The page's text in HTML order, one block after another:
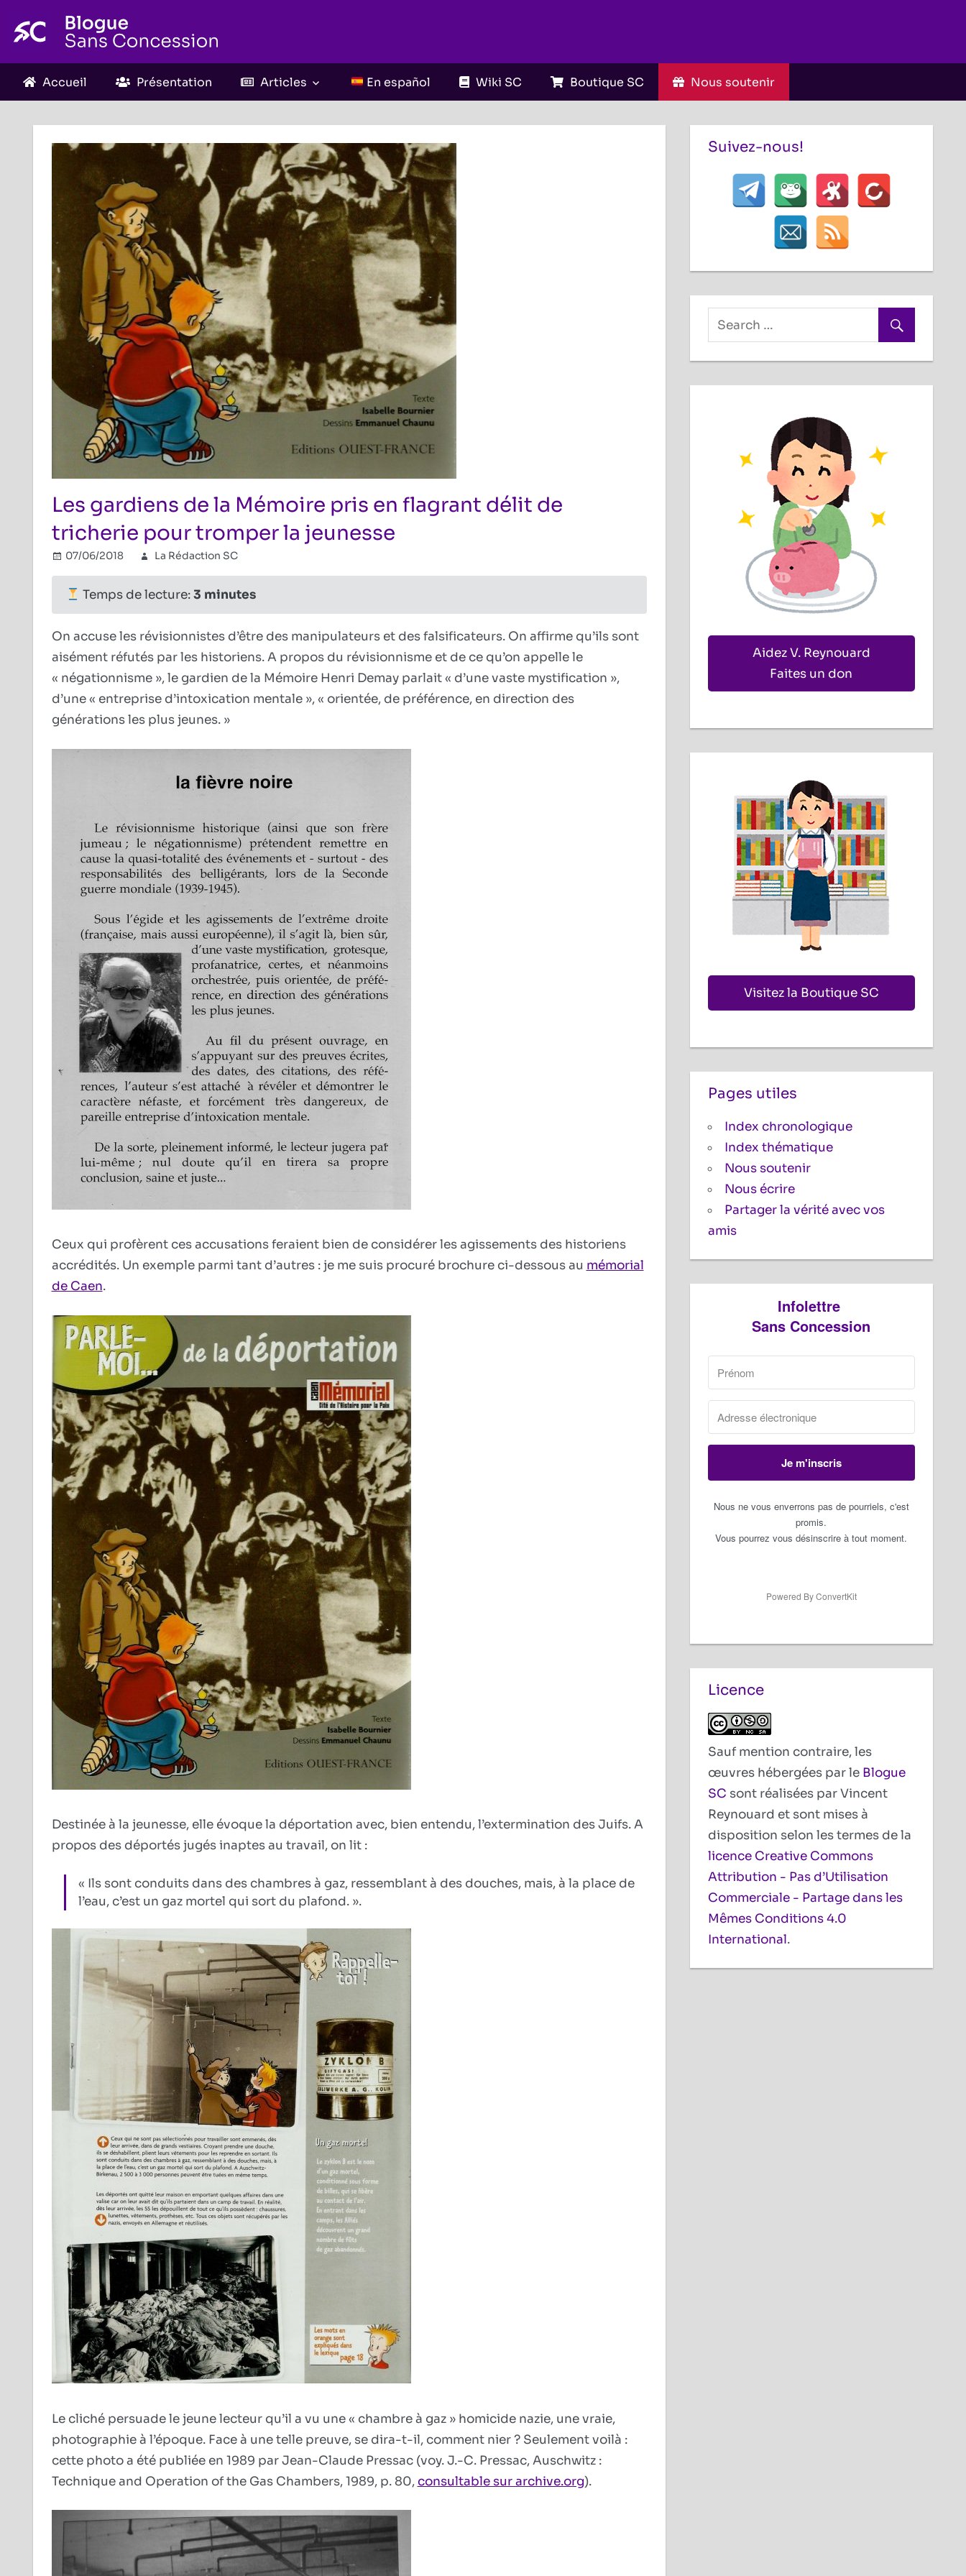
Accueil Présentation Articles En español Wiki SC Boutique SC Nous soutenir
Les gardiens de la Mémoire pris en flagrant délit de
tricherie pour tromper la jeunesse
07/06/2018 La Rédaction SC
Mémoire
pris
en
flagrant
délit
Temps de lecture:3 minutes
On accuse les révisionnistes d’être des manipulateurs et des falsificateurs. On affirme qu’ils sont
aisément réfutés par les historiens. A propos du révisionnisme et de ce qu’on appelle le
« négationnisme », le gardien de la Mémoire Henri Demay parlait « d’une vaste mystification »,
d’une « entreprise d’intoxication mentale », « orientée, de préférence, en direction des
générations les plus jeunes. »
Ceux qui profèrent ces accusations feraient bien de considérer les agissements des historiens
accrédités. Un exemple parmi tant d’autres : je me suis procuré brochure ci-dessous au mémorial
de Caen.
Destinée à la jeunesse, elle évoque la déportation avec, bien entendu, l’extermination des Juifs. A
propos des déportés jugés inaptes au travail, on lit :
« Ils sont conduits dans des chambres à gaz, ressemblant à des douches, mais, à la place de
l’eau, c’est un gaz mortel qui sort du plafond. ».
Le cliché persuade le jeune lecteur qu’il a vu une « chambre à gaz » homicide nazie, une vraie,
photographie à l’époque. Face à une telle preuve, se dira-t-il, comment nier ? Seulement voilà :
cette photo a été publiée en 1989 par Jean-Claude Pressac (voy. J.-C. Pressac, Auschwitz :
Technique and Operation of the Gas Chambers, 1989, p. 80,consultable sur archive.org).
Suivez-nous!
Aidez V. Reynouard
Faites un don
Visitez la Boutique SC
Pages utiles
Index chronologique
Index thématique
Nous soutenir
Nous écrire
Partager la vérité avec vos
amis
Infolettre
Sans Concession
Je m'inscris
Nous ne vous enverrons pas de pourriels, c'est
promis.
Vous pourrez vous désinscrire à tout moment.
Powered By ConvertKit
Licence
Sauf mention contraire, les
œuvres hébergées par le Blogue
SC sont réalisées par Vincent
Reynouard et sont mises à
disposition selon les termes de la
licence Creative Commons
Attribution - Pas d’Utilisation
Commerciale - Partage dans les
Mêmes Conditions 4.0
International.